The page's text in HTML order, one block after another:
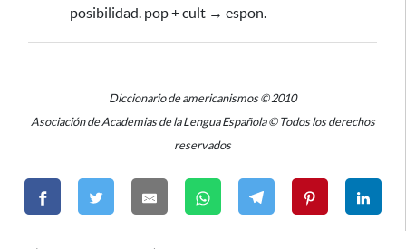
posibilidad. pop + cult → espon.
Diccionario de americanismos © 2010
Asociación de Academias de la Lengua Española © Todos los derechos
reservados